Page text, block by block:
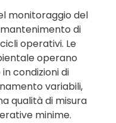
monitoraggio del
di
operativi. Le
operano
condizioni di
variabili,
qualità di misura
minime.